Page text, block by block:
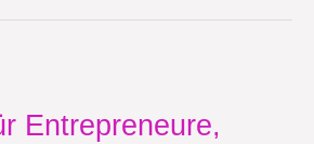
Entrepreneure,